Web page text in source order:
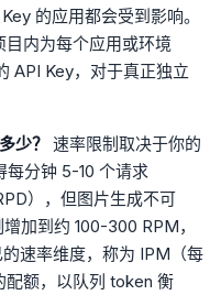
的应用都会受到影响。
内为每个应用或环境
API Key，对于真正独立
少？ 速率限制取决于你的
每分钟 5-10 个请求
），但图片生成不可
加到约 100-300 RPM，
速率维度，称为 IPM（每
配额，以队列 token 衡